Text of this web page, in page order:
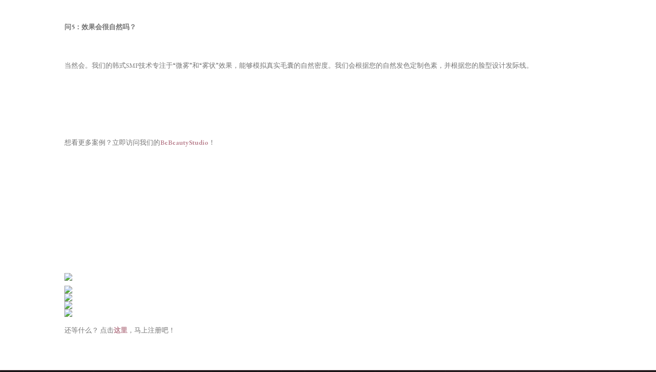
问5：效果会很自然吗？
当然会。我们的韩式SMP技术专注于“微雾”和“雾状”效果，能够模拟真实毛囊的自然密度。我们会根据您的自然发色定制色素，并根据您的脸型设计发际线。
想看更多案例？立即访问我们的BeBeautyStudio ！
还等什么？ 点击这里 ，马上注册吧！